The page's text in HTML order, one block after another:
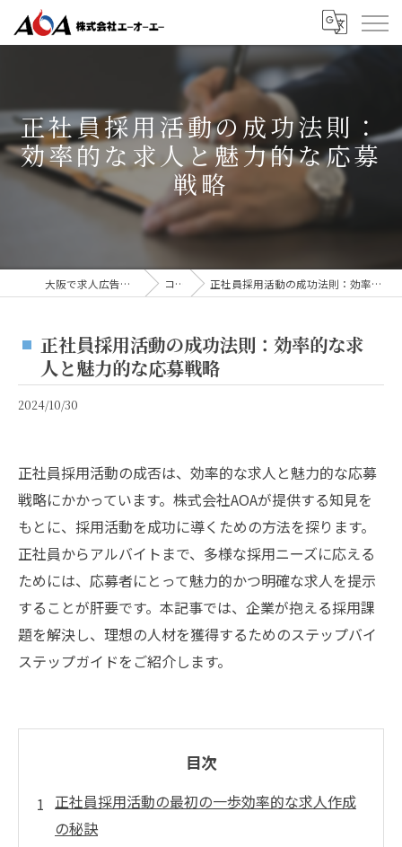
正社員採用活動の成功法則：
効率的な求人と魅力的な応募
戦略
大阪で求人広告なら株式会社AOA コラム 正社員採用活動の成功法則：効率的な求人と魅力的な応募戦略
正社員採用活動の成功法則：効率的な求
人と魅力的な応募戦略
2024/10/30
正社員採用活動の成否は、効率的な求人と魅力的な応募
戦略にかかっています。株式会社AOAが提供する知見を
もとに、採用活動を成功に導くための方法を探ります。
正社員からアルバイトまで、多様な採用ニーズに応える
ためには、応募者にとって魅力的かつ明確な求人を提示
することが肝要です。本記事では、企業が抱える採用課
題を解決し、理想の人材を獲得するためのステップバイ
ステップガイドをご紹介します。
目次
正社員採用活動の最初の一歩効率的な求人作成
の秘訣